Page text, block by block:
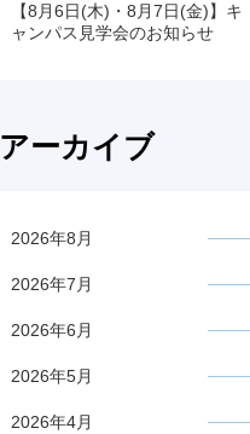
【8月6日(木)・8月7日(金)】キ
ャンパス見学会のお知らせ
アーカイブ
2026年8月
2026年7月
2026年6月
2026年5月
2026年4月